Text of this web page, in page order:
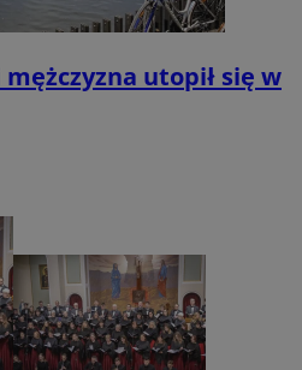
utopił się w